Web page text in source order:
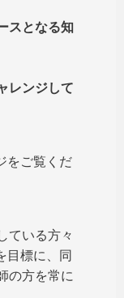
スとなる知
レンジして
をご覧くだ
ている方々
目標に、同
の方を常に